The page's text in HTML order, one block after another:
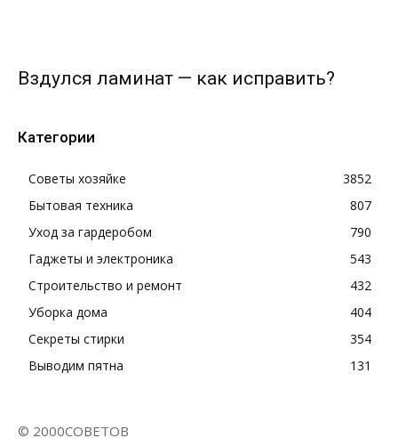
Вздулся ламинат — как исправить?
Категории
Советы хозяйке
3852
Бытовая техника
807
Уход за гардеробом
790
Гаджеты и электроника
543
Строительство и ремонт
432
Уборка дома
404
Секреты стирки
354
Выводим пятна
131
© 2000СОВЕТОВ